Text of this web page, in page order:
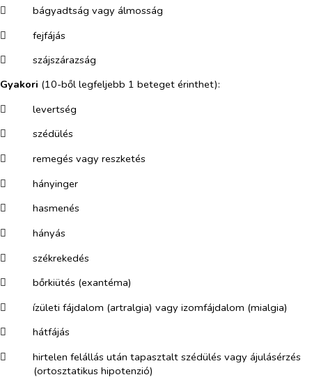
​
bágyadtság vagy álmosság
​
fejfájás
​
szájszárazság
Gyakori (10-ből legfeljebb 1 beteget érinthet):
​
levertség
​
szédülés
​
remegés vagy reszketés
​
hányinger
​
hasmenés
​
hányás
​
székrekedés
​
bőrkiütés (exantéma)
​
ízületi fájdalom (artralgia) vagy izomfájdalom (mialgia)
​
hátfájás
​
hirtelen felállás után tapasztalt szédülés vagy ájulásérzés
(ortosztatikus hipotenzió)